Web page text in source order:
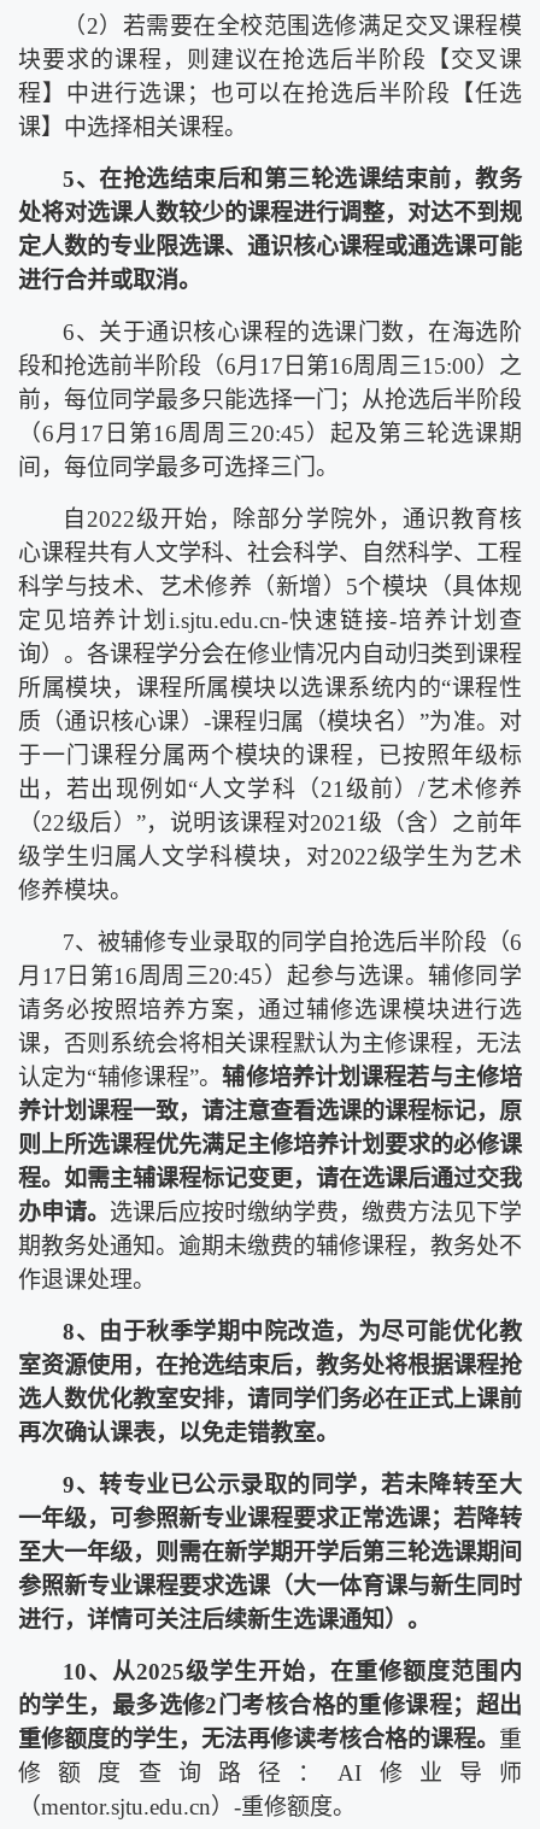
（2）若需要在全校范围选修满足交叉课程模
块要求的课程，则建议在抢选后半阶段【交叉课
程】中进行选课；也可以在抢选后半阶段【任选
课】中选择相关课程。
5、在抢选结束后和第三轮选课结束前，教务
处将对选课人数较少的课程进行调整，对达不到规
定人数的专业限选课、通识核心课程或通选课可能
进行合并或取消。
6、关于通识核心课程的选课门数，在海选阶
段和抢选前半阶段（6月 17 日第16周周三15:00）之
前，每位同学最多只能选择一门；从抢选后半阶段
（6月 17 日第16周周三20:45）起及第三轮选课期
间，每位同学最多可选择三门。
自2022级开始，除部分学院外，通识教育核
心课程共有人文学科、社会科学、自然科学、工程
科学与技术、艺术修养（新增） 5个模块（具体规
定见培养计划 i.sjtu.edu.cn-快速链接-培养计划查
询）。各课程学分会在修业情况内自动归类到课程
所属模块，课程所属模块以选课系统内的“课程性
质（通识核心课） -课程归属（模块名）”为准。对
于一门课程分属两个模块的课程，已按照年级标
出，若出现例如“人文学科（21 级前）/艺术修养
（22级后）”，说明该课程对2021 级（含）之前年
级学生归属人文学科模块，对2022级学生为艺术
修养模块。
7、被辅修专业录取的同学自抢选后半阶段（6
月 17 日第16周周三20:45）起参与选课。辅修同学
请务必按照培养方案，通过辅修选课模块进行选
课，否则系统会将相关课程默认为主修课程，无法
认定为“辅修课程”。辅修培养计划课程若与主修培
养计划课程一致，请注意查看选课的课程标记，原
则上所选课程优先满足主修培养计划要求的必修课
程。如需主辅课程标记变更，请在选课后通过交我
办申请。 选课后应按时缴纳学费，缴费方法见下学
期教务处通知。逾期未缴费的辅修课程，教务处不
作退课处理。
8、由于秋季学期中院改造，为尽可能优化教
室资源使用，在抢选结束后，教务处将根据课程抢
选人数优化教室安排，请同学们务必在正式上课前
再次确认课表，以免走错教室。
9、转专业已公示录取的同学，若未降转至大
一年级，可参照新专业课程要求正常选课；若降转
至大一年级，则需在新学期开学后第三轮选课期间
参照新专业课程要求选课（大一体育课与新生同时
进行，详情可关注后续新生选课通知）。
10、从2025级学生开始，在重修额度范围内
的学生，最多选修2门考核合格的重修课程；超出
重修额度的学生，无法再修读考核合格的课程。 重
修额度查询路径： AI 修业导师
（mentor.sjtu.edu.cn） -重修额度。